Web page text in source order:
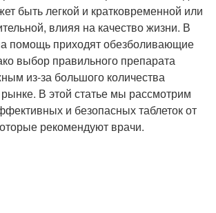
быть легкой и кратковременной или
влияя на качество жизни. В
помощь приходят обезболивающие
выбор правильного препарата
из-за большого количества
В этой статье мы рассмотрим
и безопасных таблеток от
рекомендуют врачи.